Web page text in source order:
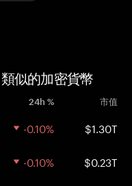
似的加密貨幣
24h % 市值
-0.10% $1.30T
-0.10% $0.23T